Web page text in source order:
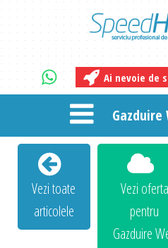
Ai nevoie de
Gazduire
Vezi toate
articolele
Vezi oferta
pentru
Gazduire